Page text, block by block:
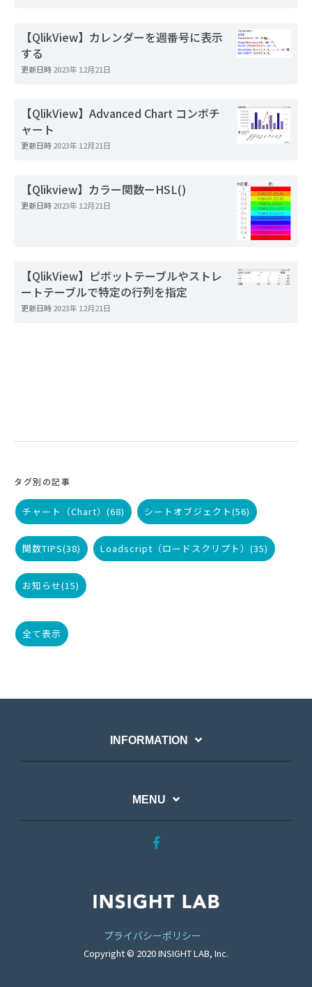
【QlikView】カレンダーを週番号に表示
する
更新日時2023年 12月21日
【QlikView】Advanced Chart コンボチ
ャート
更新日時2023年 12月21日
【Qlikview】カラー関数ーHSL()
更新日時2023年 12月21日
【QlikView】ピボットテーブルやストレ
ートテーブルで特定の行列を指定
更新日時2023年 12月21日
タグ別の記事
チャート（Chart） (68) シートオブジェクト(56)
関数TIPS(38) Loadscript（ロードスクリプト） (35)
お知らせ(15)
全て表示
INFORMATION
MENU
プライバシーポリシー
Copyright © 2020 INSIGHT LAB, Inc.